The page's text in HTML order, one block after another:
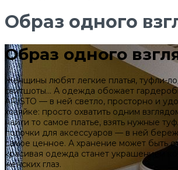
Образ одного
Образ одного
Женщины любят легкие платья, туфли-
свитшоты... А одежда обожает
ARISTO — в ней светло, просторно и
хозяйке: просто охватить одним
найти то самое платье, взять нужные
полочки для аксессуаров — в ней
самое ценное. А хранение может быть
красивая одежда станет украшением
женских глаз.